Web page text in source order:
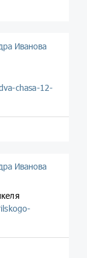
Иванова
chasa-12-
Иванова